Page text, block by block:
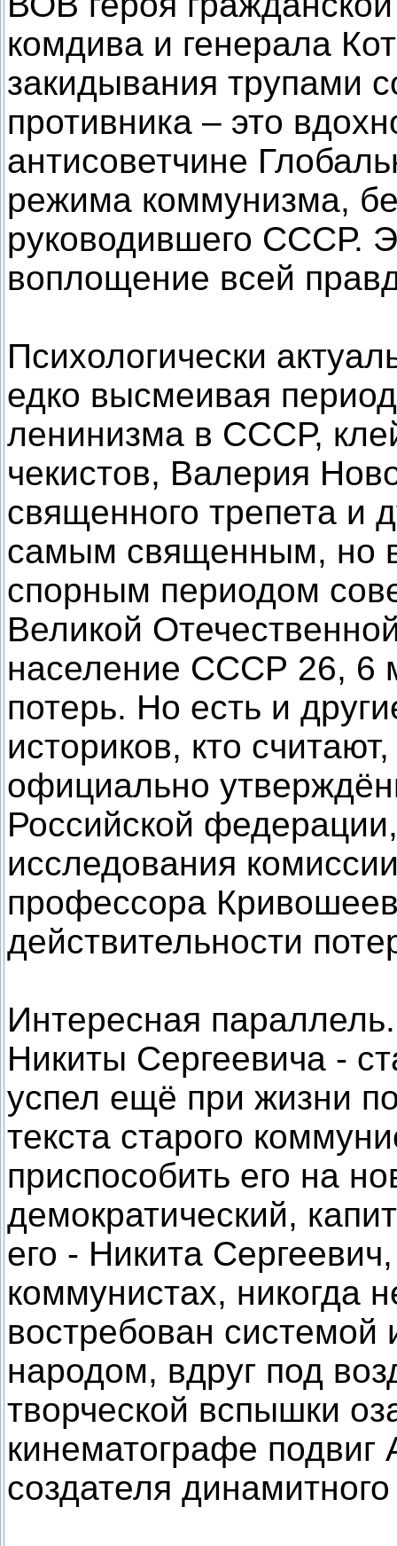
комдива и генерала
закидывания трупами
противника – это
антисоветчине
режима коммунизма,
руководившего СССР.
воплощение всей
Психологически
едко высмеивая
ленинизма в СССР,
чекистов, Валерия
священного трепета и
самым священным, но
спорным периодом
Великой
население СССР 26, 6
потерь. Но есть и
историков, кто
официально
Российской
исследования
профессора
действительности
Интересная
Никиты Сергеевича -
успел ещё при жизни
текста старого
приспособить его на
демократический,
его - Никита
коммунистах, никогда
востребован
народом, вдруг под
творческой вспышки
кинематографе
создателя